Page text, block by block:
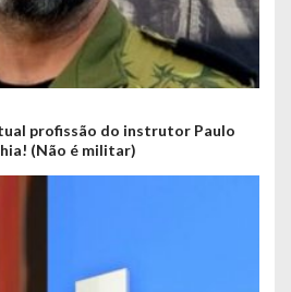
profissão do instrutor Paulo
(Não é militar)